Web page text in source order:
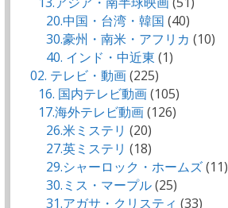
20.中国・台湾・韓国 (40)
30.豪州・南米・アフリカ (10)
40. インド・中近東 (1)
02. テレビ・動画(225)
16. 国内テレビ動画(105)
17.海外テレビ動画(126)
26.米ミステリ (20)
27.英ミステリ (18)
29.シャーロック・ホームズ(11)
30.ミス・マープル(25)
31.アガサ・クリスティ (33)